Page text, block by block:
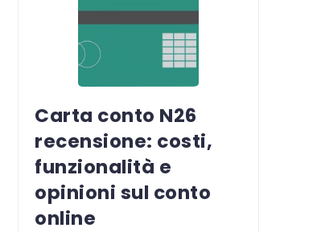
Carta conto N26
recensione: costi,
funzionalità e
opinioni sul conto
online